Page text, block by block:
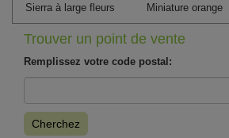
Sierra à large fleurs Miniature orange
Trouver un point de vente
Remplissez votre code postal:
Cherchez